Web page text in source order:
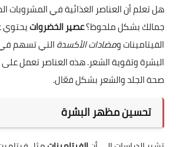
هل تعلم أن العناصر الغذائية في المشروبات
جمالك بشكل ملحوظ؟عصير الخضروات
الفيتامينات ومضادات الأكسدةالتي تسهم
البشرة وتقوية الشعر. هذه العناصر تعمل على
صحة الجلد والشعر بشكل فعّال.
تحسين مظهر البشرة